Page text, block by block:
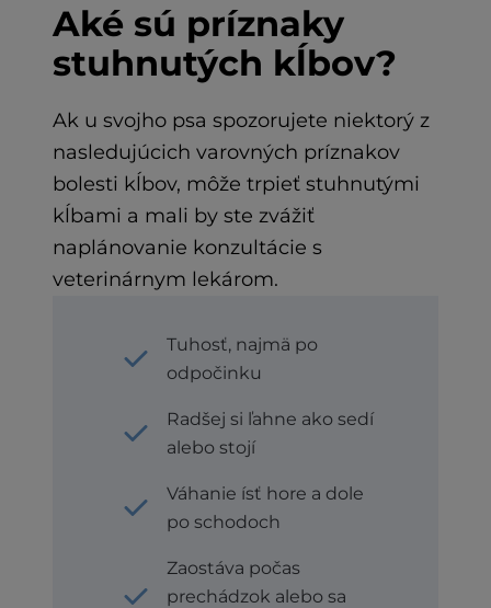
Aké sú príznaky
stuhnutých kĺbov?
Ak u svojho psa spozorujete niektorý z
nasledujúcich varovných príznakov
bolesti kĺbov, môže trpieť stuhnutými
kĺbami a mali by ste zvážiť
naplánovanie konzultácie s
veterinárnym lekárom.
Tuhosť, najmä po
odpočinku
Radšej si ľahne ako sedí
alebo stojí
Váhanie ísť hore a dole
po schodoch
Zaostáva počas
prechádzok alebo sa